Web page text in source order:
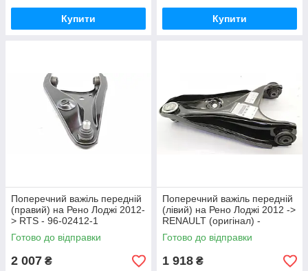
Купити Купити
Поперечний важіль передній
(правий) на Рено Лоджі 2012-
> RTS - 96-02412-1
Готово до відправки
2 007 ₴
Поперечний важіль передній
(лівий) на Рено Лоджі 2012 ->
RENAULT (оригінал) -
545019811R
Готово до відправки
1 918 ₴